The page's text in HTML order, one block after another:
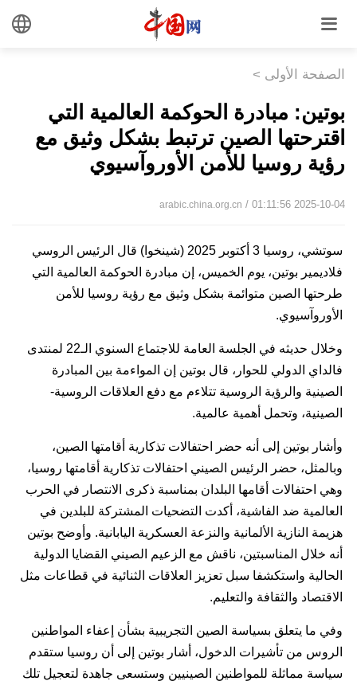
الصفحة الأولى >
بوتين: مبادرة الحوكمة العالمية التي
اقترحتها الصين ترتبط بشكل وثيق مع
رؤية روسيا للأمن الأوروآسيوي
arabic.china.org.cn / 01:11:56 2025-10-04
سوتشي، روسيا 3 أكتوبر 2025 (شينخوا) قال الرئيس الروسي
فلاديمير بوتين، يوم الخميس، إن مبادرة الحوكمة العالمية التي
طرحتها الصين متوائمة بشكل وثيق مع رؤية روسيا للأمن
الأوروآسيوي.
وخلال حديثه في الجلسة العامة للاجتماع السنوي الـ22 لمنتدى
فالداي الدولي للحوار، قال بوتين إن المواءمة بين المبادرة
الصينية والرؤية الروسية تتلاءم مع دفع العلاقات الروسية-
الصينية، وتحمل أهمية عالمية.
وأشار بوتين إلى أنه حضر احتفالات تذكارية أقامتها الصين،
وبالمثل، حضر الرئيس الصيني احتفالات تذكارية أقامتها روسيا،
وهي احتفالات أقامها البلدان بمناسبة ذكرى الانتصار في الحرب
العالمية ضد الفاشية، أكدت التضحيات المشتركة للبلدين في
هزيمة النازية الألمانية والنزعة العسكرية اليابانية. وأوضح بوتين
أنه خلال المناسبتين، ناقش مع الزعيم الصيني القضايا الدولية
الحالية واستكشفا سبل تعزيز العلاقات الثنائية في قطاعات مثل
الاقتصاد والثقافة والتعليم.
وفي ما يتعلق بسياسة الصين التجريبية بشأن إعفاء المواطنين
الروس من تأشيرات الدخول، أشار بوتين إلى أن روسيا ستقدم
سياسة مماثلة للمواطنين الصينيين وستسعى جاهدة لتعجيل تلك